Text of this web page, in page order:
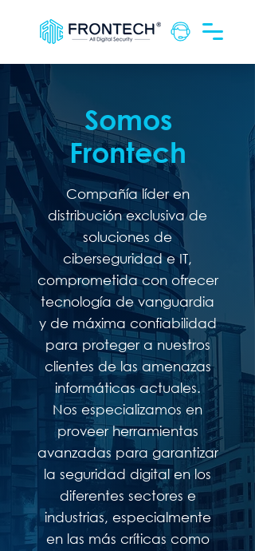
Somos
Frontech
Compañía líder en
distribución exclusiva de
soluciones de
ciberseguridad e IT,
comprometida con ofrecer
tecnología de vanguardia
y de máxima confiabilidad
para proteger a nuestros
clientes de las amenazas
informáticas actuales.
Nos especializamos en
proveer herramientas
avanzadas para garantizar
la seguridad digital en los
diferentes sectores e
industrias, especialmente
en las más críticas como